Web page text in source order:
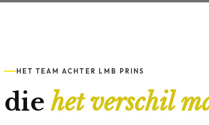
HET TEAM ACHTER LMB PRINS
diehet verschil